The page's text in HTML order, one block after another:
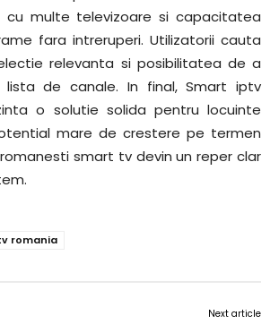
cu multe televizoare si capacitatea
fara intreruperi. Utilizatorii cauta
relevanta si posibilitatea de a
lista de canale. In final, Smart iptv
o solutie solida pentru locuinte
mare de crestere pe termen
smart tv devin un reper clar
romania
Next article